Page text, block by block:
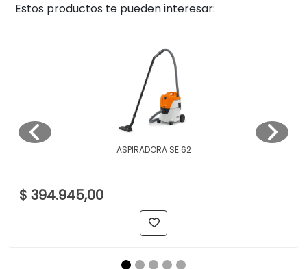
Estos productos te pueden interesar:
ASPIRADORA SE 62
$ 394.945,00